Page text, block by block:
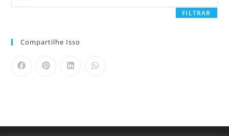
FILTRAR
Compartilhe Isso